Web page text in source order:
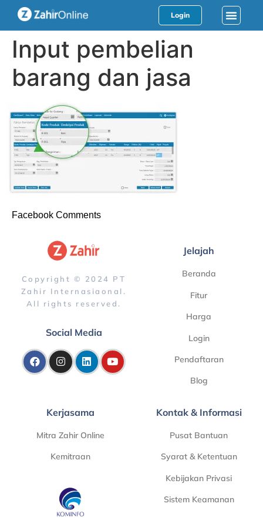
Login
Input pembelian
barang dan jasa
Facebook Comments
Copyright © 2024 PT
Zahir Internasiaonal.
All rights reserved.
Social Media
Jelajah
Beranda
Fitur
Harga
Login
Pendaftaran
Blog
Kerjasama
Mitra Zahir Online
Kemitraan
Kontak & Informasi
Pusat Bantuan
Syarat & Ketentuan
Kebijakan Privasi
Sistem Keamanan